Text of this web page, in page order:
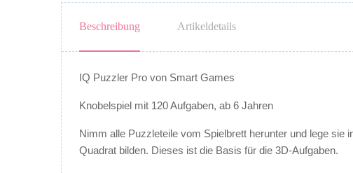
Beschreibung Artikeldetails
IQ Puzzler Pro von Smart Games
Knobelspiel mit 120 Aufgaben, ab 6 Jahren
Nimm alle Puzzleteile vom Spielbrett herunter und lege sie
Quadrat bilden. Dieses ist die Basis für die 3D-Aufgaben.